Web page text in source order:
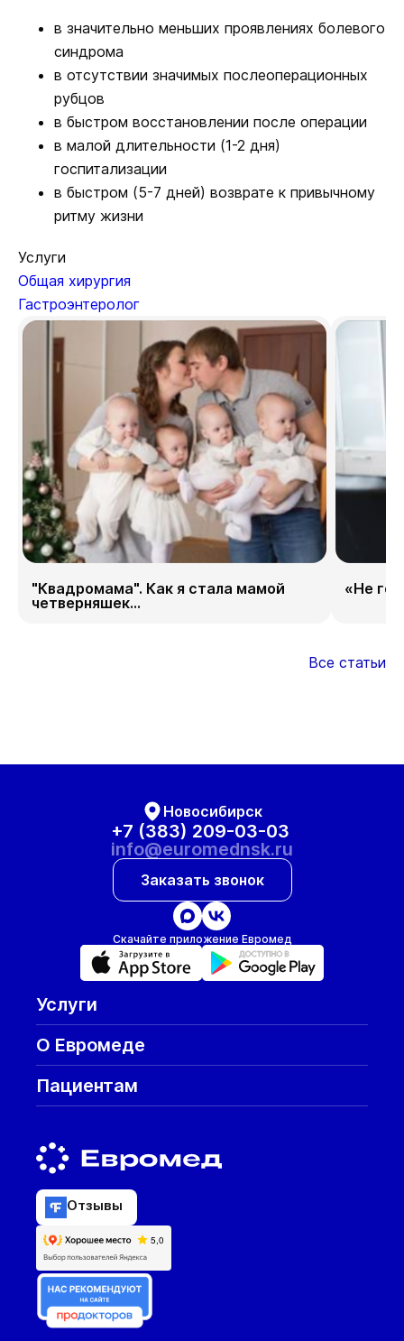
в значительно меньших проявлениях болевого
синдрома
в отсутствии значимых послеоперационных
рубцов
в быстром восстановлении после операции
в малой длительности (1-2 дня)
госпитализации
в быстром (5-7 дней) возврате к привычному
ритму жизни
Услуги
Общая хирургия
Гастроэнтеролог
"Квадромама". Как я стала мамой
четверняшек...
«Не
Все статьи
Новосибирск
+7 (383) 209-03-03
info@euromednsk.ru
Заказать звонок
Скачайте приложение Евромед
Услуги
О Евромеде
Пациентам
Отзывы